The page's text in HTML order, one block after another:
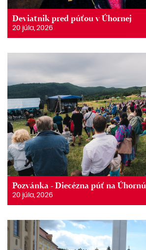
Deviatnik pred púťou v Úhornej
20 júla, 2026
Pozvánka - Diecézna púť na Úhornú
20 júla, 2026